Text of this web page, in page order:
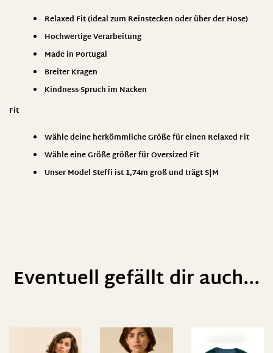
Relaxed Fit (ideal zum Reinstecken oder über der Hose)
Hochwertige Verarbeitung
Made in Portugal
Breiter Kragen
Kindness-Spruch im Nacken
Fit
Wähle deine herkömmliche Größe für einen Relaxed Fit
Wähle eine Größe größer für Oversized Fit
Unser Model Steffi ist 1,74m groß und trägt S|M
Eventuell gefällt dir auch...